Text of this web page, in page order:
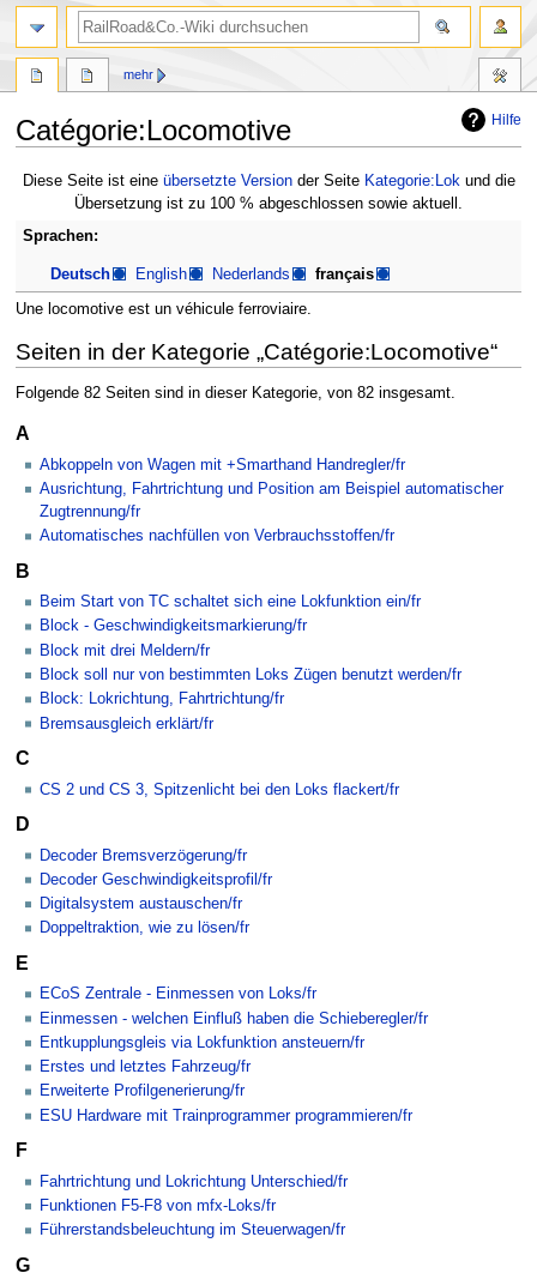
Hilfe
Catégorie:Locomotive
Zur
Navigation
Zur
Diese Seite ist eine übersetzte Versionder Seite Kategorie:Lok und die
Übersetzung ist zu 100 % abgeschlossen sowie aktuell.
Sprachen:
Deutsch English Nederlands français
Une locomotive est un véhicule ferroviaire.
Seiten in der Kategorie „Catégorie:Locomotive“
Folgende 82 Seiten sind in dieser Kategorie, von 82 insgesamt.
A
Abkoppeln von Wagen mit +Smarthand Handregler/fr
Ausrichtung, Fahrtrichtung und Position am Beispiel automatischer
Zugtrennung/fr
Automatisches nachfüllen von Verbrauchsstoffen/fr
B
Beim Start von TC schaltet sich eine Lokfunktion ein/fr
Block - Geschwindigkeitsmarkierung/fr
Block mit drei Meldern/fr
Block soll nur von bestimmten Loks Zügen benutzt werden/fr
Block: Lokrichtung, Fahrtrichtung/fr
Bremsausgleich erklärt/fr
C
CS 2 und CS 3, Spitzenlicht bei den Loks flackert/fr
D
Decoder Bremsverzögerung/fr
Decoder Geschwindigkeitsprofil/fr
Digitalsystem austauschen/fr
Doppeltraktion, wie zu lösen/fr
E
ECoS Zentrale - Einmessen von Loks/fr
Einmessen - welchen Einfluß haben die Schieberegler/fr
Entkupplungsgleis via Lokfunktion ansteuern/fr
Erstes und letztes Fahrzeug/fr
Erweiterte Profilgenerierung/fr
ESU Hardware mit Trainprogrammer programmieren/fr
F
Fahrtrichtung und Lokrichtung Unterschied/fr
Funktionen F5-F8 von mfx-Loks/fr
Führerstandsbeleuchtung im Steuerwagen/fr
G
mehr
Suche